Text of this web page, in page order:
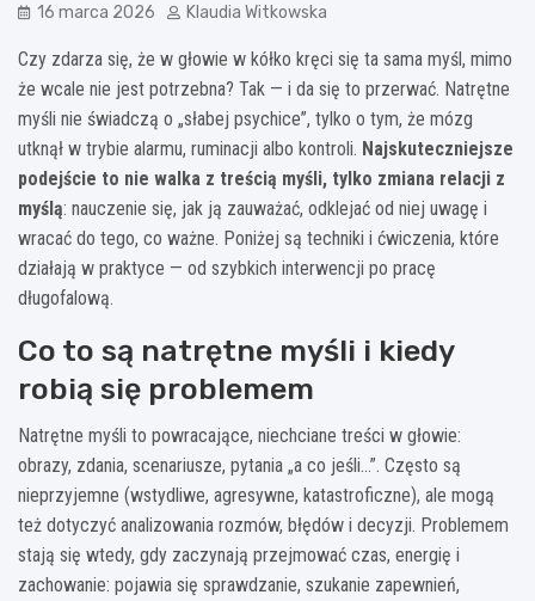
16 marca 2026 Klaudia Witkowska
Czy zdarza się, że w głowie w kółko kręci się ta sama myśl, mimo
że wcale nie jest potrzebna? Tak — i da się to przerwać. Natrętne
myśli nie świadczą o „słabej psychice”, tylko o tym, że mózg
utknął w trybie alarmu, ruminacji albo kontroli. Najskuteczniejsze
podejście to nie walka z treścią myśli, tylko zmiana relacji z
myślą: nauczenie się, jak ją zauważać, odklejać od niej uwagę i
wracać do tego, co ważne. Poniżej są techniki i ćwiczenia, które
działają w praktyce — od szybkich interwencji po pracę
długofalową.
Co to są natrętne myśli i kiedy
robią się problemem
Natrętne myśli to powracające, niechciane treści w głowie:
obrazy, zdania, scenariusze, pytania „a co jeśli…”. Często są
nieprzyjemne (wstydliwe, agresywne, katastroficzne), ale mogą
też dotyczyć analizowania rozmów, błędów i decyzji. Problemem
stają się wtedy, gdy zaczynają przejmować czas, energię i
zachowanie: pojawia się sprawdzanie, szukanie zapewnień,